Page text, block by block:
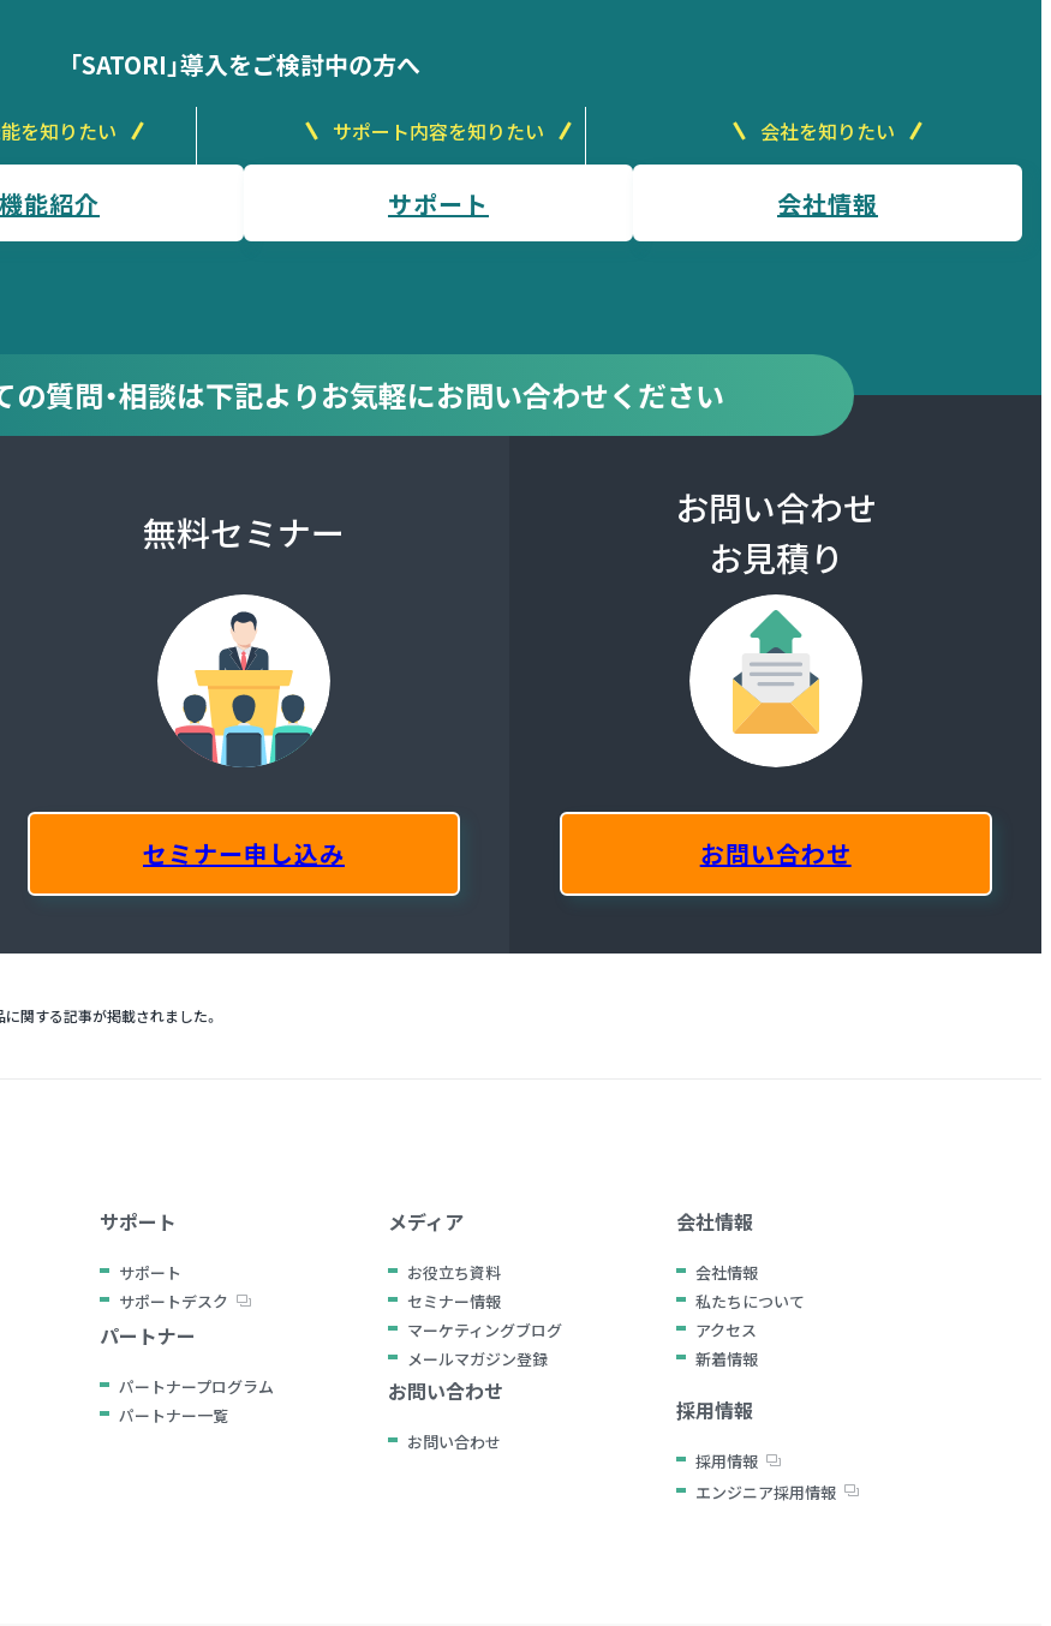
「SATORI」導入をご検討中の方へ
を知りたい
機能紹介
サポート内容を知りたい
サポート
会社を知りたい
会社情報
の質問・相談は下記よりお気軽にお問い合わせください
無料セミナー
セミナー申し込み
お問い合わせ
お見積り
お問い合わせ
に関する記事が掲載されました。
サポート
サポート
サポートデスク
パートナー
パートナープログラム
パートナー一覧
メディア
お役立ち資料
セミナー情報
マーケティングブログ
メールマガジン登録
お問い合わせ
お問い合わせ
会社情報
会社情報
私たちについて
アクセス
新着情報
採用情報
採用情報
エンジニア採用情報